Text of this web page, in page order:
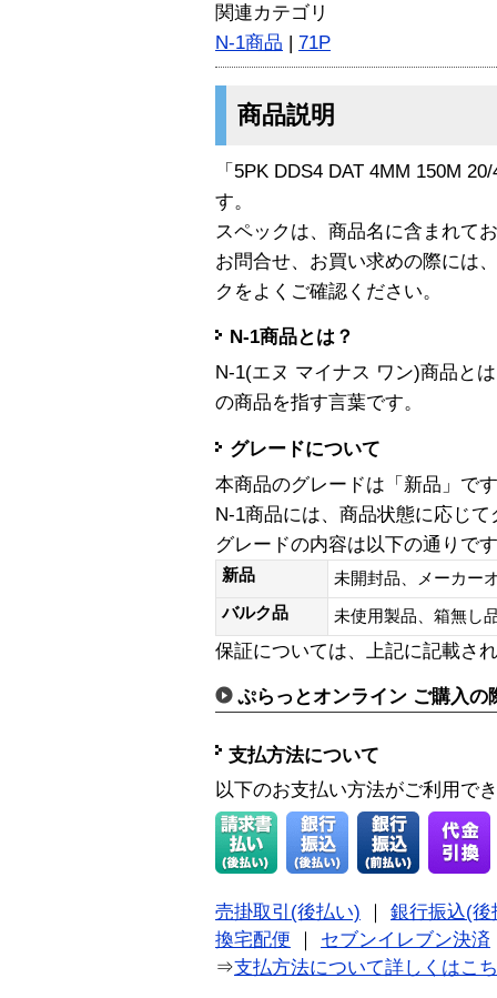
関連カテゴリ
N-1商品 | 71P
商品説明
「5PK DDS4 DAT 4MM 150M
す。
スペックは、商品名に含まれて
お問合せ、お買い求めの際には
クをよくご確認ください。
N-1商品とは？
N-1(エヌ マイナス ワン)商品と
の商品を指す言葉です。
グレードについて
本商品のグレードは「新品」です
N-1商品には、商品状態に応じ
グレードの内容は以下の通りで
新品
未開封品、メーカー
バルク品
未使用製品、箱無
保証については、上記に記載さ
ぷらっとオンライン ご購入の
支払方法について
以下のお支払い方法がご利用で
売掛取引(後払い)
銀行振込(後
換宅配便
セブンイレブン決済
⇒支払方法について詳しくはこ